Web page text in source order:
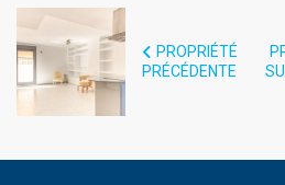
PROPRIÉTÉ
PRÉCÉDENTE